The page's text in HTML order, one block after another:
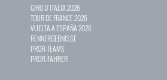
GIRO D`ITALIA 2026
TOUR DE FRANCE 2026
VUELTA A ESPAÑA 2026
RENNERGEBNISSE
PROFI-TEAMS
PROFI-FAHRER